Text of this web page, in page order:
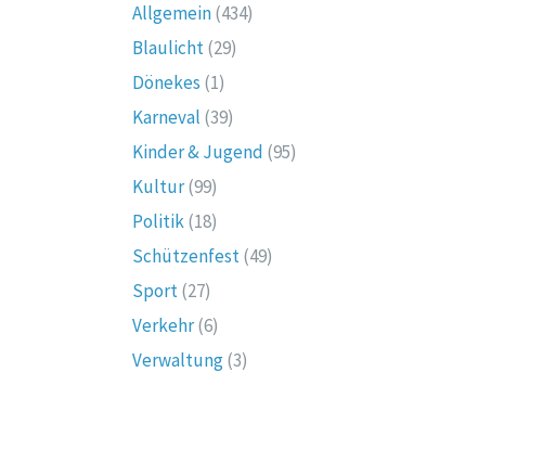
Allgemein(434)
Blaulicht(29)
Dönekes (1)
Karneval (39)
Kinder & Jugend (95)
Kultur(99)
Politik(18)
Schützenfest(49)
Sport(27)
Verkehr(6)
Verwaltung(3)